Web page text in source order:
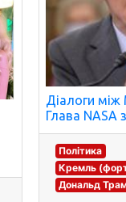
Діалоги між
Глава NASA
Політика
Кремль
Дональд